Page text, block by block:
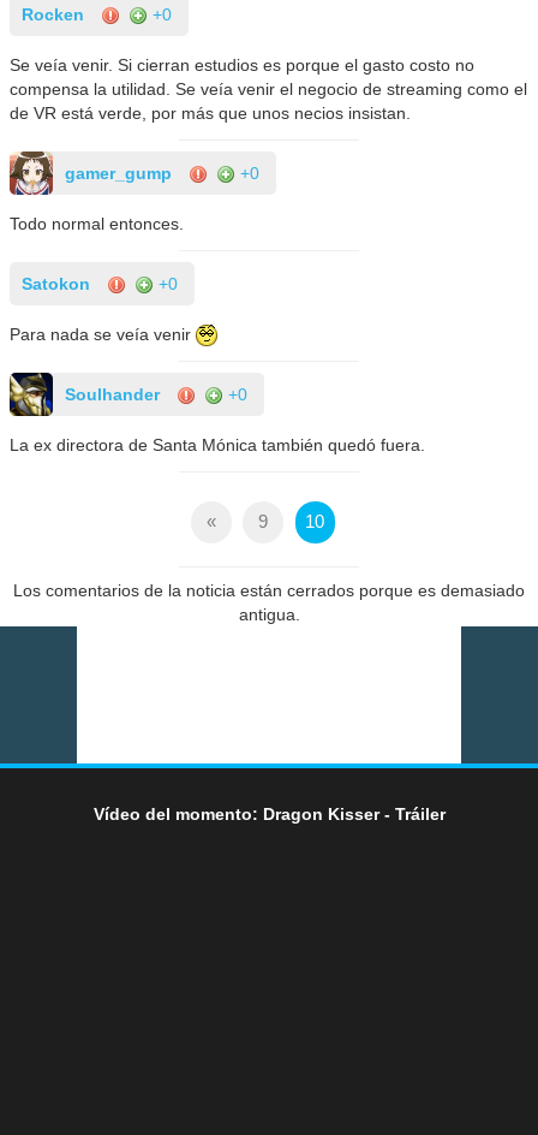
Rocken +0
Se veía venir. Si cierran estudios es porque el gasto costo no
compensa la utilidad. Se veía venir el negocio de streaming como el
de VR está verde, por más que unos necios insistan.
gamer_gump +0
Todo normal entonces.
Satokon +0
Para nada se veía venir
Soulhander +0
La ex directora de Santa Mónica también quedó fuera.
« 9 10
Los comentarios de la noticia están cerrados porque es demasiado
antigua.
Vídeo del momento: Dragon Kisser - Tráiler